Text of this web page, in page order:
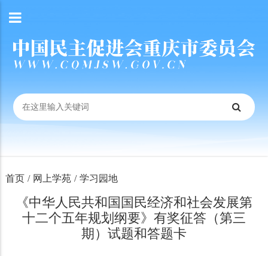
首页 / 网上学苑 / 学习园地
《中华人民共和国国民经济和社会发展第
十二个五年规划纲要》有奖征答（第三
期）试题和答题卡